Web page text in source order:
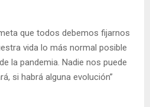
que todos debemos fijarnos
vida lo más normal posible
la pandemia. Nadie nos puede
si habrá alguna evolución”